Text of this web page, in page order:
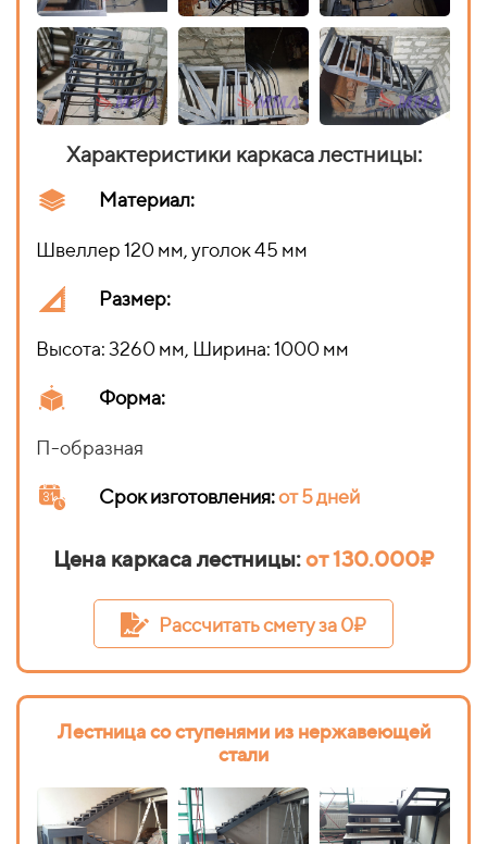
Характеристики каркаса лестницы:
Материал:
Швеллер 120 мм, уголок 45 мм
Размер:
Высота: 3260 мм, Ширина: 1000 мм
Форма:
П-образная
Срок изготовления:от 5 дней
Цена каркаса лестницы:от130.000₽
Рассчитать смету за 0₽
Лестница со ступенями из нержавеющей
стали